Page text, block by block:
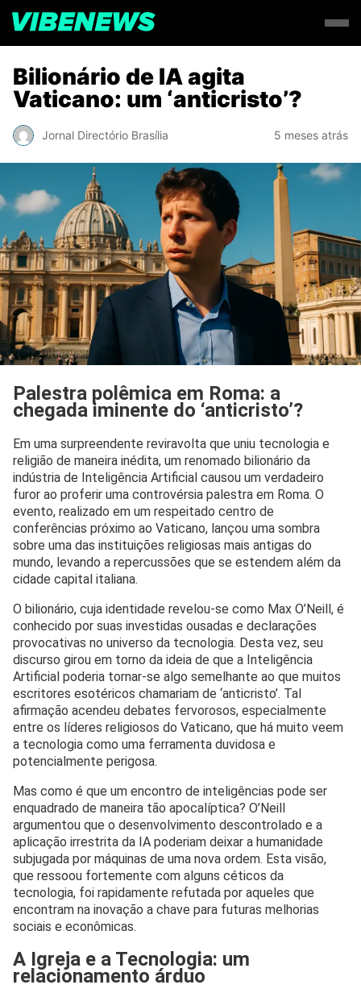
Bilionário de IA agita
Vaticano: um ‘anticristo’?
Jornal Directório Brasília 5 meses atrás
Palestra polêmica em Roma: a
chegada iminente do ‘anticristo’?
Em uma surpreendente reviravolta que uniu tecnologia e
religião de maneira inédita, um renomado bilionário da
indústria de Inteligência Artificial causou um verdadeiro
furor ao proferir uma controvérsia palestra em Roma. O
evento, realizado em um respeitado centro de
conferências próximo ao Vaticano, lançou uma sombra
sobre uma das instituições religiosas mais antigas do
mundo, levando a repercussões que se estendem além da
cidade capital italiana.
O bilionário, cuja identidade revelou-se como Max O’Neill, é
conhecido por suas investidas ousadas e declarações
provocativas no universo da tecnologia. Desta vez, seu
discurso girou em torno da ideia de que a Inteligência
Artificial poderia tornar-se algo semelhante ao que muitos
escritores esotéricos chamariam de ‘anticristo’. Tal
afirmação acendeu debates fervorosos, especialmente
entre os líderes religiosos do Vaticano, que há muito veem
a tecnologia como uma ferramenta duvidosa e
potencialmente perigosa.
Mas como é que um encontro de inteligências pode ser
enquadrado de maneira tão apocalíptica? O’Neill
argumentou que o desenvolvimento descontrolado e a
aplicação irrestrita da IA poderiam deixar a humanidade
subjugada por máquinas de uma nova ordem. Esta visão,
que ressoou fortemente com alguns céticos da
tecnologia, foi rapidamente refutada por aqueles que
encontram na inovação a chave para futuras melhorias
sociais e econômicas.
A Igreja e a Tecnologia: um
relacionamento árduo